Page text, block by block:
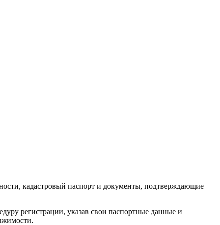
кадастровый паспорт и документы, подтверждающие
регистрации, указав свои паспортные данные и